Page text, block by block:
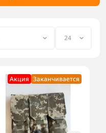
Акция Заканчивается